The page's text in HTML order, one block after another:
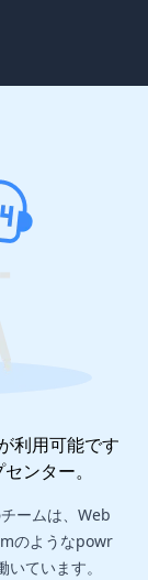
利用可能です
ンター。
ームは、Web
のようなpowr
ています。